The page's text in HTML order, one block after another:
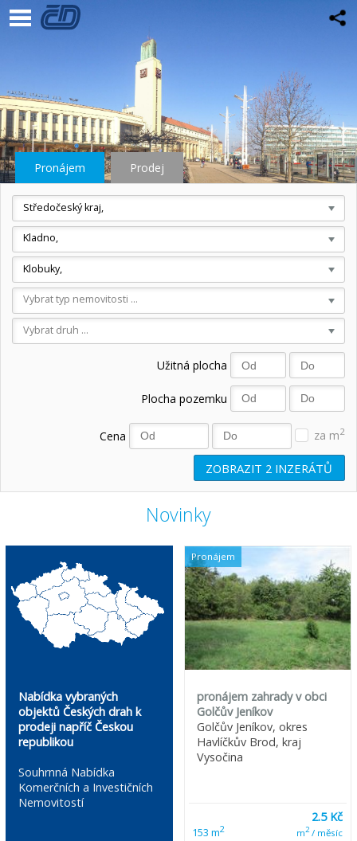
Pronájem Prodej
Středočeský kraj,
Kladno,
Klobuky,
Vybrat typ nemovitosti ...
Vybrat druh ...
Užitná plocha
Plocha pozemku
Cena za m2
ZOBRAZIT 2 INZERÁTŮ
Novinky
Nabídka vybraných
objektů Českých drah k
prodeji napříč Českou
republikou
Souhrnná Nabídka
Komerčních a Investičních
Nemovitostí
Pronájem
pronájem zahrady v obci
Golčův Jeníkov
Golčův Jeníkov, okres
Havlíčkův Brod, kraj
Vysočina
153 m2
2.5 Kč
m2/ měsíc